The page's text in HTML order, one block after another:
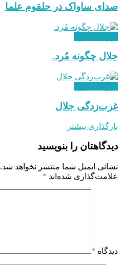
صدای ساواک در حلقوم علما
جلال چگونه مُرد.
غرب‌زدگی جلال
بارگذاری بیشتر
دیدگاهتان را بنویسید
نشانی ایمیل شما منتشر نخواهد شد.
علامت‌گذاری شده‌اند *
دیدگاه *